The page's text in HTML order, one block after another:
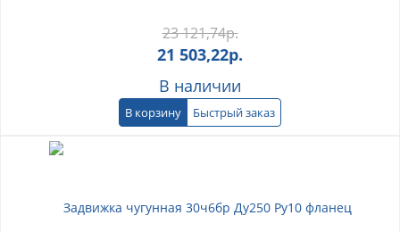
23 121,74р.
21 503,22р.
В наличии
В корзину Быстрый заказ